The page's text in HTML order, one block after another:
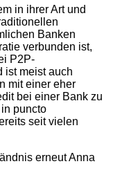
in ihrer Art und
Banken
verbunden ist,
P2P-
ist meist auch
mit einer eher
bei einer Bank zu
puncto
seit vielen
erneut Anna